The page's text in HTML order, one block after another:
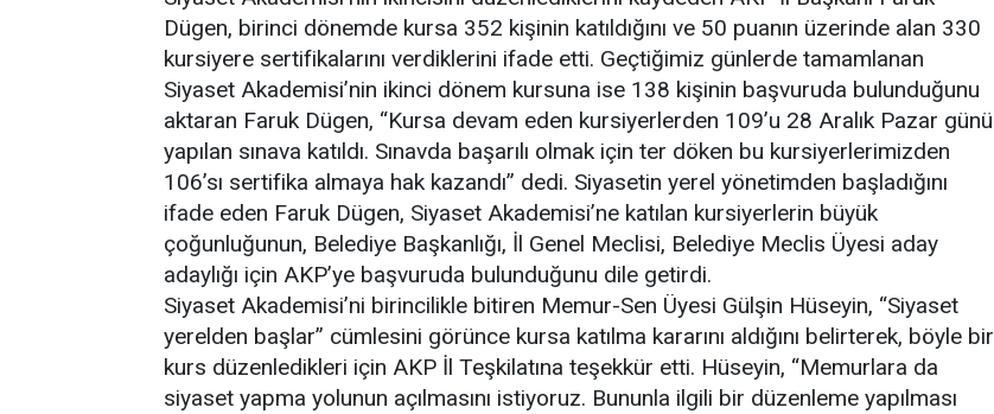
Dügen, birinci dönemde kursa 352 kişinin katıldığını ve 50 puanın üzerinde alan 330
kursiyere sertifikalarını verdiklerini ifade etti. Geçtiğimiz günlerde tamamlanan
Siyaset Akademisi’nin ikinci dönem kursuna ise 138 kişinin başvuruda bulunduğunu
aktaran Faruk Dügen, “Kursa devam eden kursiyerlerden 109’u 28 Aralık Pazar günü
yapılan sınava katıldı. Sınavda başarılı olmak için ter döken bu kursiyerlerimizden
106’sı sertifika almaya hak kazandı” dedi. Siyasetin yerel yönetimden başladığını
ifade eden Faruk Dügen, Siyaset Akademisi’ne katılan kursiyerlerin büyük
çoğunluğunun, Belediye Başkanlığı, İl Genel Meclisi, Belediye Meclis Üyesi aday
adaylığı için AKP’ye başvuruda bulunduğunu dile getirdi.
Siyaset Akademisi’ni birincilikle bitiren Memur-Sen Üyesi Gülşin Hüseyin, “Siyaset
yerelden başlar” cümlesini görünce kursa katılma kararını aldığını belirterek, böyle bir
kurs düzenledikleri için AKP İl Teşkilatına teşekkür etti. Hüseyin, “Memurlara da
siyaset yapma yolunun açılmasını istiyoruz. Bununla ilgili bir düzenleme yapılması